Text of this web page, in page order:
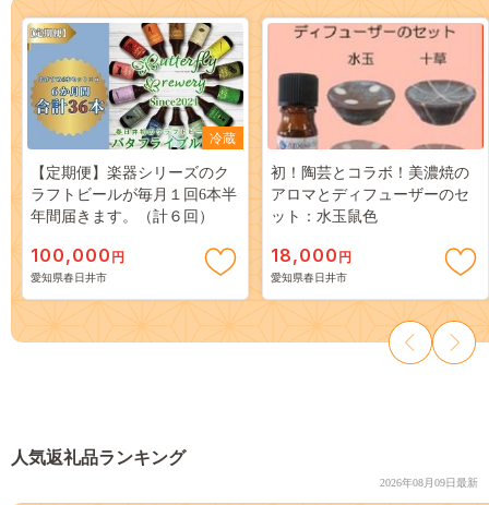
冷蔵
【定期便】楽器シリーズのク
ラフトビールが毎月１回6本半
年間届きます。（計６回）
100,000 円
愛知県春日井市
初！陶芸とコラボ！美濃焼の
アロマとディフューザーのセ
ット：水玉鼠色
18,000 円
愛知県春日井市
人気返礼品ランキング
2026年08月09日最新